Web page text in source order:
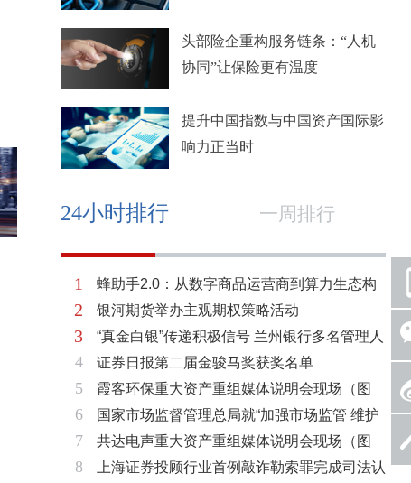
头部险企重构服务链条：“人机
协同”让保险更有温度
提升中国指数与中国资产国际影
响力正当时
24小时排行 一周排行
1
2
3
4
5
6
7
8
蜂助手2.0：从数字商品运营商到算力生态构
建者的跃迁
银河期货举办主观期权策略活动
“真金白银”传递积极信号 兰州银行多名管理人
员拟增持公司股份不低于600万元
证券日报第二届金骏马奖获奖名单
霞客环保重大资产重组媒体说明会现场（图
片）
国家市场监督管理总局就“加强市场监管 维护
市场秩序”答记者问
共达电声重大资产重组媒体说明会现场（图
片）
上海证券投顾行业首例敲诈勒索罪完成司法认